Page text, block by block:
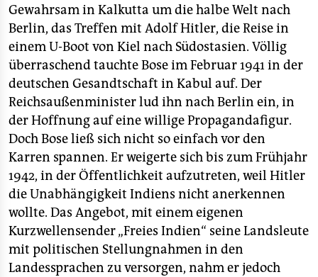
Gewahrsam in Kalkutta um die halbe Welt nach
Berlin, das Treffen mit Adolf Hitler, die Reise in
einem U-Boot von Kiel nach Südostasien. Völlig
überraschend tauchte Bose im Februar 1941 in der
deutschen Gesandtschaft in Kabul auf. Der
Reichsaußenminister lud ihn nach Berlin ein, in
der Hoffnung auf eine willige Propagandafigur.
Doch Bose ließ sich nicht so einfach vor den
Karren spannen. Er weigerte sich bis zum Frühjahr
1942, in der Öffentlichkeit aufzutreten, weil Hitler
die Unabhängigkeit Indiens nicht anerkennen
wollte. Das Angebot, mit einem eigenen
Kurzwellensender „Freies Indien“ seine Landsleute
mit politischen Stellungnahmen in den
Landessprachen zu versorgen, nahm er jedoch